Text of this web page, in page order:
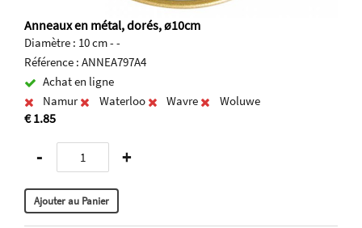
Anneaux en métal, dorés, ø10cm
Diamètre : 10 cm - -
Référence : ANNEA797A4
Achat en ligne
Namur
Waterloo Wavre Woluwe
€ 1.85
- +